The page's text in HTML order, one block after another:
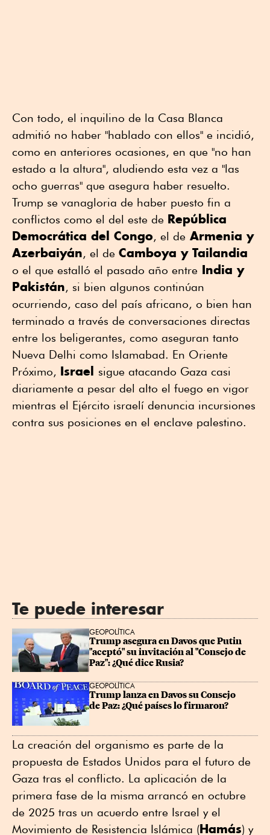
Con todo, el inquilino de la Casa Blanca
admitió no haber "hablado con ellos" e incidió,
como en anteriores ocasiones, en que "no han
estado a la altura", aludiendo esta vez a "las
ocho guerras" que asegura haber resuelto.
Trump se vanagloria de haber puesto fin a
conflictos como el del este de República
Democrática del Congo, el de Armenia y
Azerbaiyán, el de Camboya y Tailandia
o el que estalló el pasado año entre India y
Pakistán, si bien algunos continúan
ocurriendo, caso del país africano, o bien han
terminado a través de conversaciones directas
entre los beligerantes, como aseguran tanto
Nueva Delhi como Islamabad. En Oriente
Próximo, Israel sigue atacando Gaza casi
diariamente a pesar del alto el fuego en vigor
mientras el Ejército israelí denuncia incursiones
contra sus posiciones en el enclave palestino.
Te puede interesar
GEOPOLÍTICA
Trump asegura en Davos que Putin
"aceptó" su invitación al "Consejo de
Paz": ¿Qué dice Rusia?
GEOPOLÍTICA
Trump lanza en Davos su Consejo
de Paz: ¿Qué países lo firmaron?
La creación del organismo es parte de la
propuesta de Estados Unidos para el futuro de
Gaza tras el conflicto. La aplicación de la
primera fase de la misma arrancó en octubre
de 2025 tras un acuerdo entre Israel y el
Movimiento de Resistencia Islámica (Hamás) y